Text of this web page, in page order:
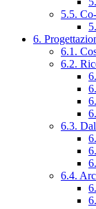
5.5.
6.
6.1.
6.2.
6.3.
6.4.